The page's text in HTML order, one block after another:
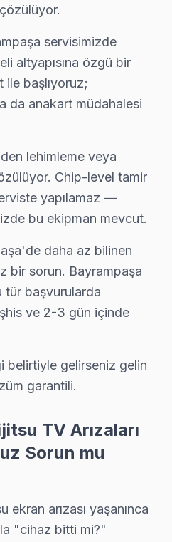
özelinde Dijitsu
başvuruları incelendiğinde
döneminde
(nadir model)
yıllık deneyimimiz, her yeni
memnuniyeti %95 — bu
Servisimizin Teknik
Bayrampaşa'ın her
Dijitsu TV Servisi
servisi alabilir miyim?
dahil
Dijitsu ekran değişimi ne
kapsamına göre
ne kadar garanti
servisimizde
altyapısına özgü bir
ile başlıyoruz;
da anakart müdahalesi
lehimleme veya
Chip-level tamir
yapılamaz —
bu ekipman mevcut.
daha az bilinen
bir sorun. Bayrampaşa
tür başvurularda
ve 2-3 gün içinde
belirtiyle gelirseniz gelin
garantili.
TV Arızaları
Sorun mu
arızası yaşanınca
"cihaz bitti mi?"